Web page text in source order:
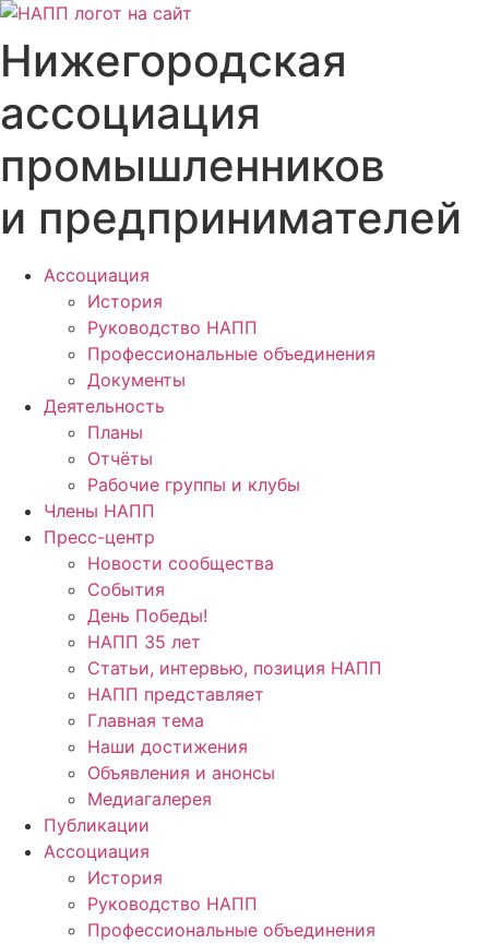
Перейти
содержимому
Нижегородская
ассоциация
промышленников
и предпринимателей
Ассоциация
История
Руководство НАПП
Профессиональные объединения
Документы
Деятельность
Планы
Отчёты
Рабочие группы и клубы
Члены НАПП
Пресс-центр
Новости сообщества
События
День Победы!
НАПП 35 лет
Статьи, интервью, позиция НАПП
НАПП представляет
Главная тема
Наши достижения
Объявления и анонсы
Медиагалерея
Публикации
Ассоциация
История
Руководство НАПП
Профессиональные объединения